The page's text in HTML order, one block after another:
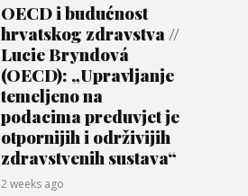
OECD i budućnost
hrvatskog zdravstva //
Lucie Bryndová
(OECD): „Upravljanje
temeljeno na
podacima preduvjet je
otpornijih i održivijih
zdravstvenih sustava“
2 weeks ago